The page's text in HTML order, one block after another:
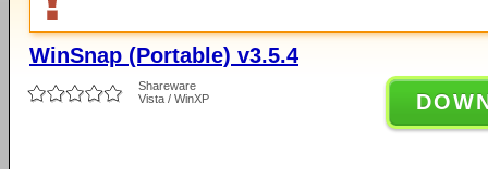
WinSnap (Portable) v3.5.4
Shareware
Vista / WinXP